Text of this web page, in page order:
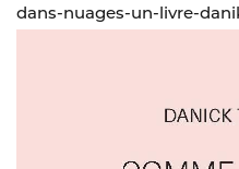
dans-nuages-un-livre-